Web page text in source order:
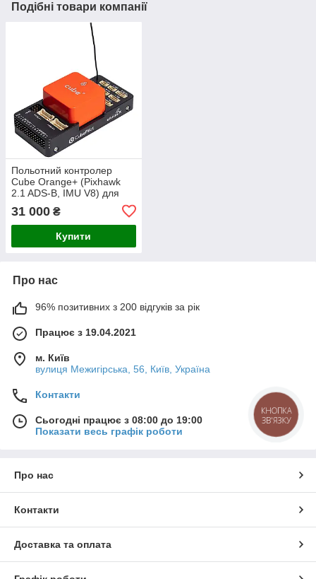
Подібні товари компанії
Польотний контролер
Cube Orange+ (Pixhawk
2.1 ADS-B, IMU V8) для
31 000 ₴
Купити
Про нас
96% позитивних з 200 відгуків за рік
Працює з 19.04.2021
м. Київ
вулиця Межигірська, 56, Київ, Україна
Контакти
Сьогодні працює з 08:00 до 19:00
Показати весь графік роботи
Про нас
Контакти
Доставка та оплата
КНОПКА
ЗВ'ЯЗКУ